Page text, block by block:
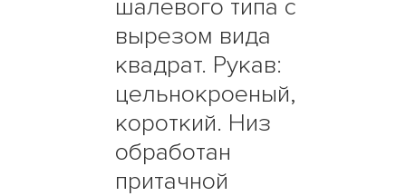
шалевого типа с
вырезом вида
квадрат. Рукав:
цельнокроеный,
короткий. Низ
обработан
притачной